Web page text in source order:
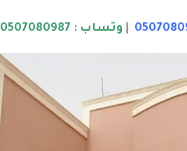
وتساب : 0507080987